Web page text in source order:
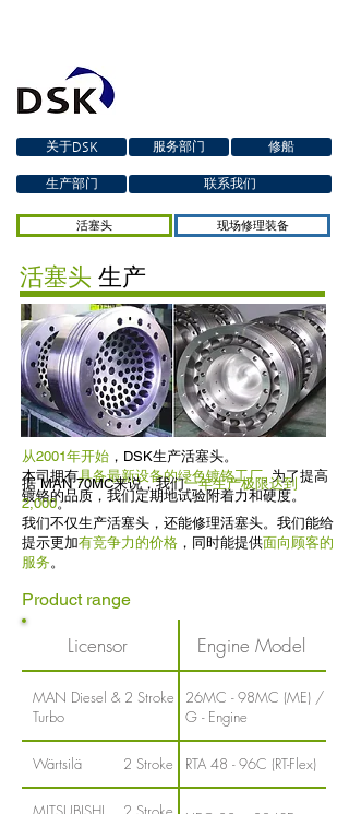
关于DSK 服务部门 修船
生产部门 联系我们
活塞头 现场修理装备
活塞头 生产
从2001年开始 ，DSK生产活塞头。
本司拥有具备最新设备的绿色镀铬工厂, 为了提高
镀铬的品质，我们定期地试验附着力和硬度。
据 MAN 70MC来说，我们一年生产极限达到
2,000。
我们不仅生产活塞头，还能修理活塞头。我们能给
提示更加有竞争力的价格 ，同时能提供面向顾客的
服务。
Product range
Licensor Engine Model
MAN Diesel &
Turbo
2 Stroke
26MC - 98MC (ME) /
G - Engine
Wärtsilä 2 Stroke RTA 48 - 96C (RT-Flex)